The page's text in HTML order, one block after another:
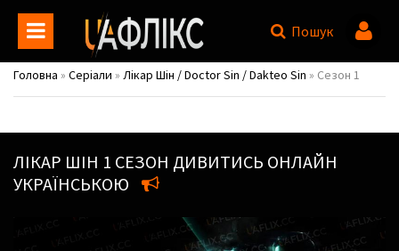
Пошук
Головна » Серіали » Лікар Шін / Doctor Sin / Dakteo Sin » Сезон 1
ЛІКАР ШІН 1 СЕЗОН ДИВИТИСЬ ОНЛАЙН
УКРАЇНСЬКОЮ